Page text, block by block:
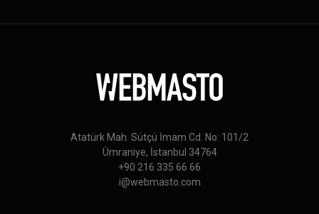
Atatürk Mah. Sütçü İmam Cd. No: 101/2
Ümraniye, İstanbul 34764
+90 216 335 66 66
i@webmasto.com